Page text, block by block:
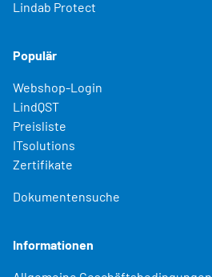
Lindab Protect
Populär
Webshop-Login
LindQST
Preisliste
ITsolutions
Zertifikate
Dokumentensuche
Informationen